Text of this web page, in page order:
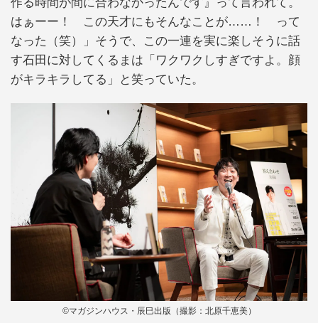
はぁーー！ この天才にもそんなことが……！ って
なった（笑）」そうで、この一連を実に楽しそうに話
す石田に対してくるまは「ワクワクしすぎですよ。顔
がキラキラしてる」と笑っていた。
©マガジンハウス・辰巳出版（撮影：北原千恵美）